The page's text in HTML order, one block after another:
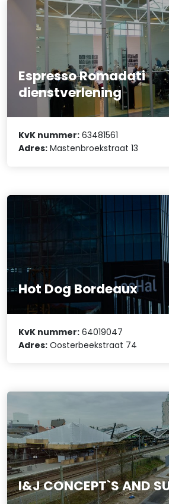
Espresso Romadati
dienstverlening
KvK nummer: 63481561
Adres: Mastenbroekstraat 13
Hot Dog Bordeaux
KvK nummer: 64019047
Adres: Oosterbeekstraat 74
I&J CONCEPT`S AND